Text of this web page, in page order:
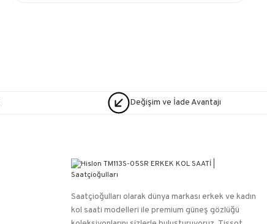
Değişim ve İade Avantajı
Saatçioğulları⁠ olarak dünya markası erkek ve kadın
kol saati modelleri ile premium güneş gözlüğü